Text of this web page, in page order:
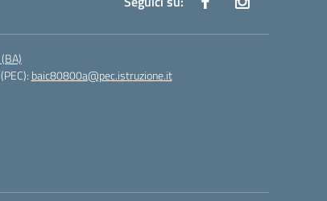
baic80800a@pec.istruzione.it